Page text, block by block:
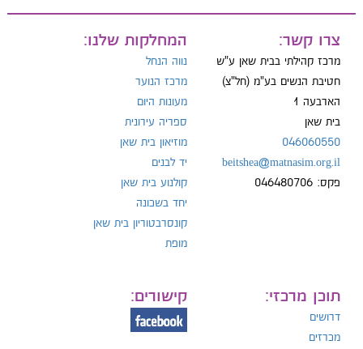
צרו קשר:
מרכז קהילתי בבית שאן ע"ש
חטיבת הנשים בע"מ (חל"צ)
הארבעה 1
בית שאן
046060550
beitshea@matnasim.org.il
פקס: 046480706
המחלקות שלנו:
נווה הנחל
מרכז הנוער
מעונות היום
ספריה עירונית
מוזיאון בית שאן
יד לבנים
קולנוע בית שאן
יחד בשכונה
קונסרבטוריון בית שאן
מופת
תוכן מרכזי:
דרושים
מכרזים
קישורים: